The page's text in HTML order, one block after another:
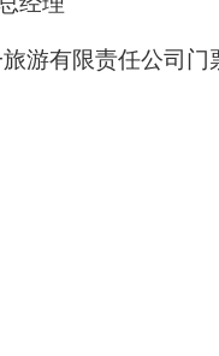
游有限责任公司门